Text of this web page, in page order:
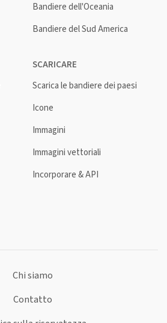
Bandiere dell'Oceania
Bandiere del Sud America
SCARICARE
Scarica le bandiere dei paesi
Icone
Immagini
Immagini vettoriali
Incorporare & API
Chi siamo
Contatto